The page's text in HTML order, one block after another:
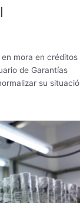
mora en créditos
de Garantías
su